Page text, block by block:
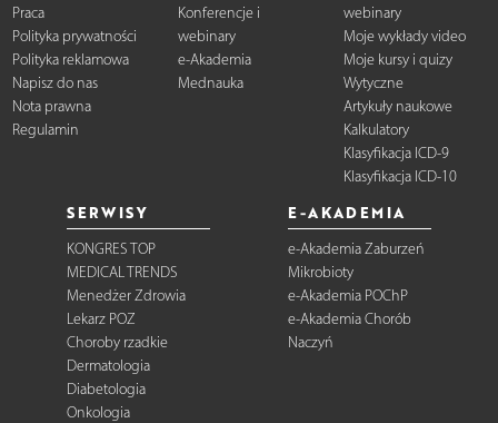
Praca
Polityka prywatności
Polityka reklamowa
Napisz do nas
Nota prawna
Regulamin
Konferencje i
webinary
e-Akademia
Mednauka
webinary
Moje wykłady video
Moje kursy i quizy
Wytyczne
Artykuły naukowe
Kalkulatory
Klasyfikacja ICD-9
Klasyfikacja ICD-10
SERWISY
KONGRES TOP
MEDICAL TRENDS
Menedżer Zdrowia
Lekarz POZ
Choroby rzadkie
Dermatologia
Diabetologia
Onkologia
E-AKADEMIA
e-Akademia Zaburzeń
Mikrobioty
e-Akademia POChP
e-Akademia Chorób
Naczyń